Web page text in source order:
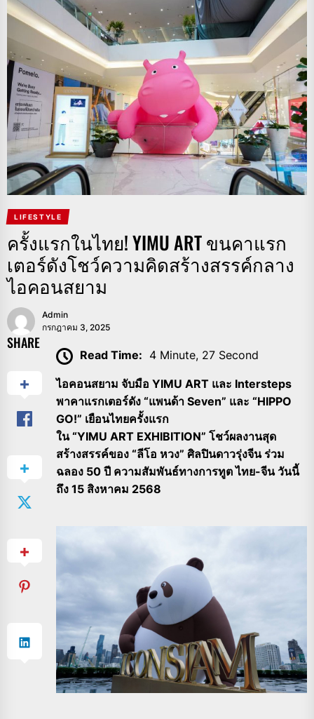
LIFESTYLE
ครั้งแรกในไทย! YIMU ART ขนคาแรก
เตอร์ดังโชว์ความคิดสร้างสรรค์กลาง
ไอคอนสยาม
Admin
กรกฎาคม 3, 2025
SHARE
Read Time: 4 Minute, 27 Second
ไอคอนสยาม จับมือ YIMU ART และ Intersteps
พาคาแรกเตอร์ดัง “แพนด้า Seven” และ “HIPPO
GO!” เยือนไทยครั้งแรก
ใน “YIMU ART EXHIBITION” โชว์ผลงานสุด
สร้างสรรค์ของ “ลีโอ หวง” ศิลปินดาวรุ่งจีน ร่วม
ฉลอง 50 ปี ความสัมพันธ์ทางการทูต ไทย-จีน วันนี้
ถึง 15 สิงหาคม 2568